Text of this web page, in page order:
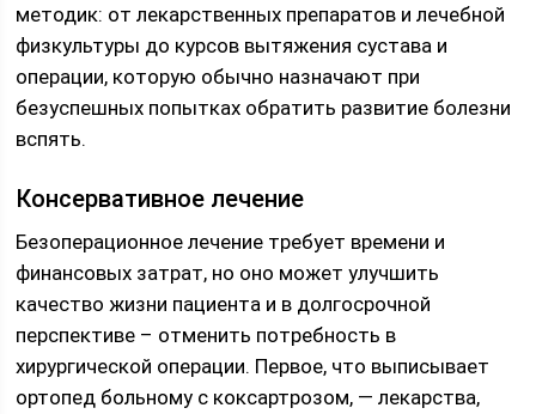
методик: от лекарственных препаратов и лечебной
физкультуры до курсов вытяжения сустава и
операции, которую обычно назначают при
безуспешных попытках обратить развитие болезни
вспять.
Консервативное лечение
Безоперационное лечение требует времени и
финансовых затрат, но оно может улучшить
качество жизни пациента и в долгосрочной
перспективе – отменить потребность в
хирургической операции. Первое, что выписывает
ортопед больному с коксартрозом, — лекарства,